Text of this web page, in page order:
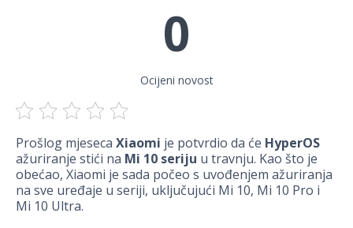
0
Ocijeni novost
Prošlog mjeseca Xiaomi je potvrdio da će HyperOS
ažuriranje stići na Mi 10 seriju u travnju. Kao što je
obećao, Xiaomi je sada počeo s uvođenjem ažuriranja
na sve uređaje u seriji, uključujući Mi 10, Mi 10 Pro i
Mi 10 Ultra.